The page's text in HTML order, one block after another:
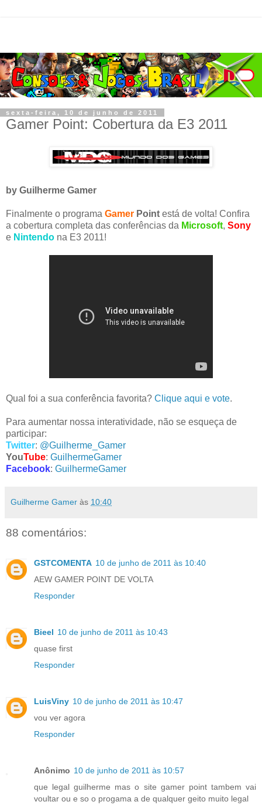
sexta-feira, 10 de junho de 2011
Gamer Point: Cobertura da E3 2011
by Guilherme Gamer
Finalmente o programa Gamer Point está de volta! Confira
a cobertura completa das conferências da Microsoft, Sony
e Nintendo na E3 2011!
Qual foi a sua conferência favorita? Clique aqui e vote.
Para aumentar nossa interatividade, não se esqueça de
participar:
Twitter: @Guilherme_Gamer
YouTube: GuilhermeGamer
Facebook: GuilhermeGamer
Guilherme Gamer às 10:40
88 comentários:
GSTCOMENTA 10 de junho de 2011 às 10:40
AEW GAMER POINT DE VOLTA
Responder
Bieel 10 de junho de 2011 às 10:43
quase first
Responder
LuisViny 10 de junho de 2011 às 10:47
vou ver agora
Responder
Anônimo 10 de junho de 2011 às 10:57
que legal guilherme mas o site gamer point tambem vai
voultar ou e so o progama a de qualquer geito muito legal